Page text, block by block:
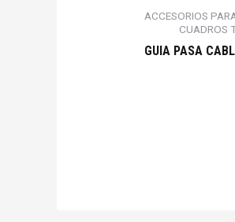
ACCESORIOS
CUADROS
GUIA PASA